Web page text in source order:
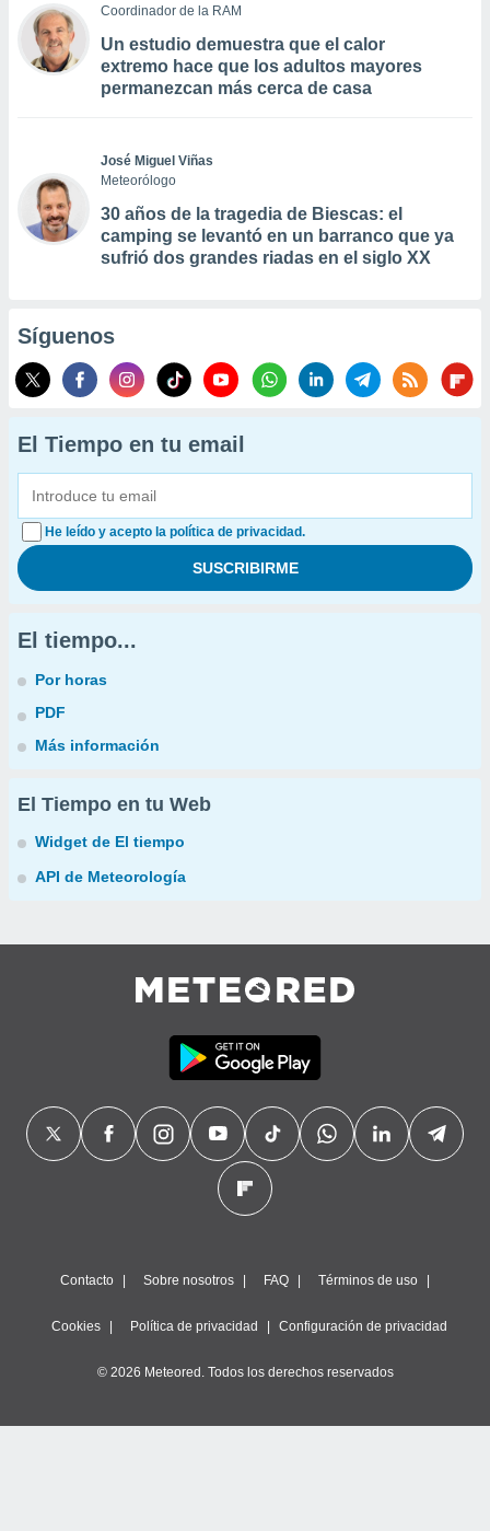
Coordinador de la RAM
Un estudio demuestra que el calor
extremo hace que los adultos mayores
permanezcan más cerca de casa
José Miguel Viñas
Meteorólogo
30 años de la tragedia de Biescas: el
camping se levantó en un barranco que ya
sufrió dos grandes riadas en el siglo XX
Síguenos
El Tiempo en tu email
He leído y acepto la política de privacidad.
El tiempo...
Por horas
PDF
Más información
El Tiempo en tu Web
Widget de El tiempo
API de Meteorología
Contacto Sobre nosotros FAQ Términos de uso
Cookies Política de privacidad Configuración de privacidad
© 2026 Meteored. Todos los derechos reservados